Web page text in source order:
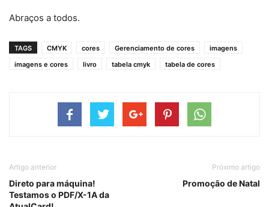
Abraços a todos.
TAGS CMYK cores Gerenciamento de cores
imagens
imagens e cores
livro tabela cmyk tabela de cores
Artigo anterior
Direto para máquina!
Testamos o PDF/X-1A da
Próximo artigo
Promoção de Natal